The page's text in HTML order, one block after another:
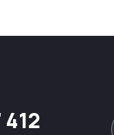
412